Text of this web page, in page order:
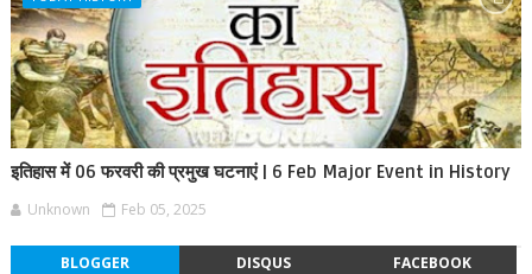
इतिहास में 06 फरवरी की प्रमुख घटनाएं | 6 Feb Major Event in History
Unknown Feb 05, 2025
BLOGGER DISQUS FACEBOOK